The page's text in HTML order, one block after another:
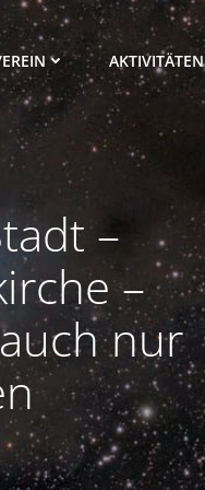
AKTIVITÄTEN
–
–
nur